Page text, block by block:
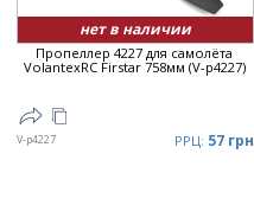
нет в наличии
Пропеллер 4227 для самолёта
VolantexRC Firstar 758мм (V-p4227)
V-p4227 РРЦ: 57 грн